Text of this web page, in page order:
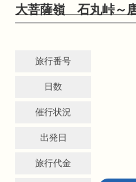
大菩薩嶺 石丸峠～
旅行番号
日数
催行状況
出発日
旅行代金